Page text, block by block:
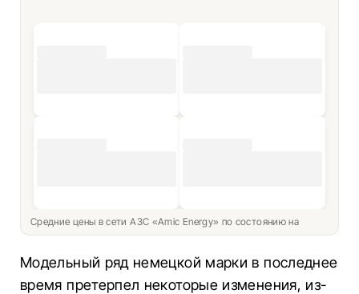
Средние цены в сети АЗС «Amic Energy» по состоянию на
Модельный ряд немецкой марки в последнее
время претерпел некоторые изменения, из-